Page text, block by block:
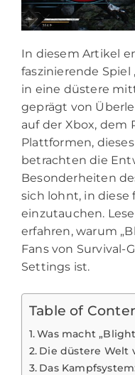
In diesem Artikel
faszinierende Spiel
in eine düstere
geprägt von
auf der Xbox, dem
Plattformen,
betrachten die
Besonderheiten
sich lohnt, in diese
einzutauchen.
erfahren, warum
Fans von Survival-
Settings ist.
Table of
Was macht
Die düstere Welt
Das